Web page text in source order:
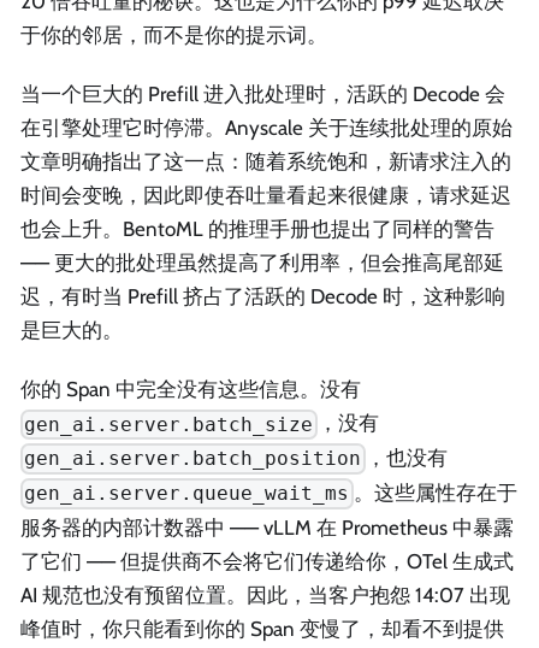
于你的邻居，而不是你的提示词。
当一个巨大的 Prefill 进入批处理时，活跃的 Decode 会
在引擎处理它时停滞。Anyscale 关于连续批处理的原始
文章明确指出了这一点：随着系统饱和，新请求注入的
时间会变晚，因此即使吞吐量看起来很健康，请求延迟
也会上升。BentoML 的推理手册也提出了同样的警告
—— 更大的批处理虽然提高了利用率，但会推高尾部延
迟，有时当 Prefill 挤占了活跃的 Decode 时，这种影响
是巨大的。
你的 Span 中完全没有这些信息。没有
gen_ai.server.batch_size ，没有
gen_ai.server.batch_position ，也没有
gen_ai.server.queue_wait_ms 。这些属性存在于
服务器的内部计数器中 —— vLLM 在 Prometheus 中暴露
了它们 —— 但提供商不会将它们传递给你，OTel 生成式
AI 规范也没有预留位置。因此，当客户抱怨 14:07 出现
峰值时，你只能看到你的 Span 变慢了，却看不到提供